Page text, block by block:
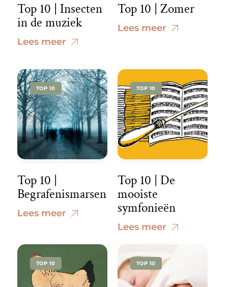
Top 10 | Insecten
in de muziek
Lees meer
Top 10 | Zomer
Lees meer
TOP 10
Top 10 |
Begrafenismarsen
Lees meer
TOP 10
Top 10 | De
mooiste
symfonieën
Lees meer
TOP 10 TOP 10